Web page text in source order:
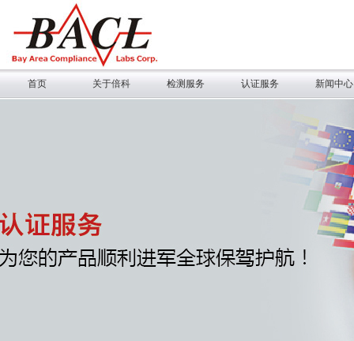
首页 关于倍科 检测服务 认证服务 新闻中心